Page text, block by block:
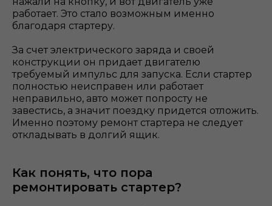
работает. Это стало возможным именно
благодаря стартеру.
За счет электрического заряда и своей
конструкции он придает двигателю
требуемый импульс для запуска. Если стартер
полностью неисправен или работает
неправильно, авто может попросту не
завестись, а значит поездку придется отложить.
Именно поэтому ремонт стартера не следует
откладывать в долгий ящик.
Как понять, что пора
ремонтировать стартер?